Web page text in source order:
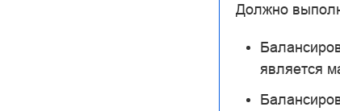
Должно
является